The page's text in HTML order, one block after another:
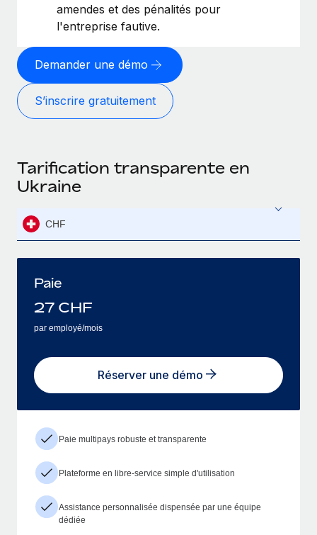
amendes et des pénalités pour
l'entreprise fautive.
Demander une démo
S’inscrire gratuitement
Tarification transparente en
Ukraine
CHF
Paie
27 CHF
par employé/mois
Réserver une démo
Paie multipays robuste et transparente
Plateforme en libre-service simple d'utilisation
Assistance personnalisée dispensée par une équipe
dédiée